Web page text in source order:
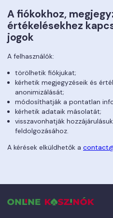
A fiókokhoz,
értékelésekhez
jogok
A felhasználók:
törölhetik fiókjukat;
kérhetik megjegyzéseik és
anonimizálását;
módosíthatják a pontatlan
kérhetik adataik másolatát;
visszavonhatják
feldolgozásához.
A kérések elküldhetők a